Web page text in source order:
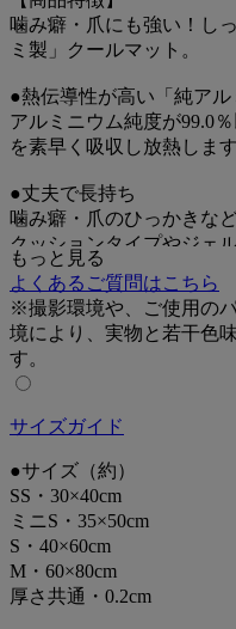
噛み癖・爪にも強い！し
ミ製」クールマット。
●熱伝導性が高い「純アル
アルミニウム純度が99.0
を素早く吸収し放熱します
●丈夫で長持ち
噛み癖・爪のひっかきな
クッションタイプやジェ
すめ。
●汚れはサッと拭くだけ
耐食性に優れているため
抜け毛もつかないからい
ペットの乗り降りを妨げ
使用しないときは隙間に
●表面はアルマイト加工
傷がつきにくく、汚れ落
●電気や冷やす手間もなく
設置するだけでひんやり
もっと見る
よくあるご質問はこちら
※撮影環境や、ご使用の
境により、実物と若干色
す。
サイズガイド
●サイズ（約）
SS・30×40cm
ミニS・35×50cm
S・40×60cm
M・60×80cm
厚さ共通・0.2cm